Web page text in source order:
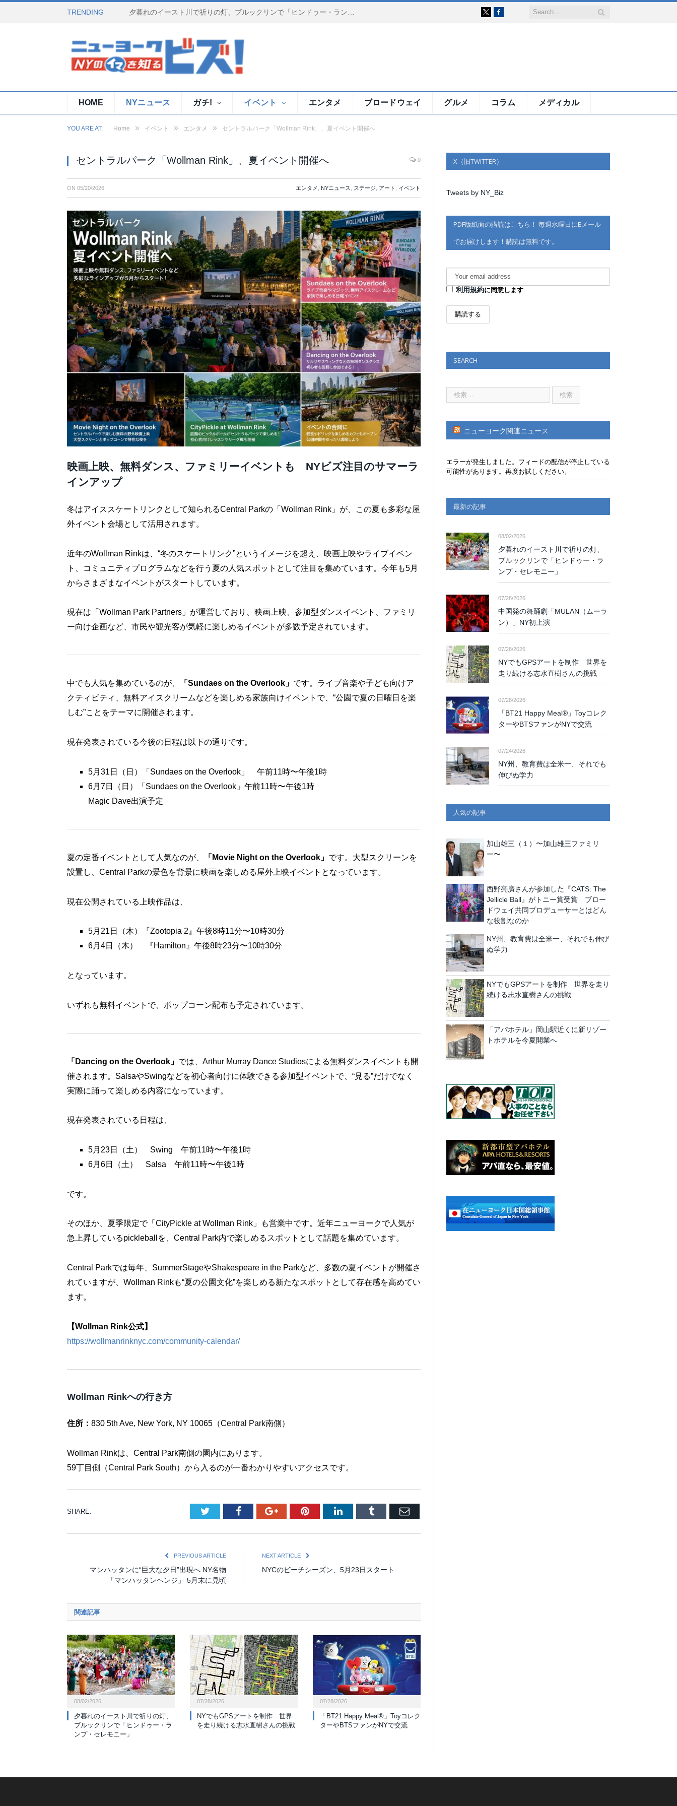
TRENDING 夕暮れのイースト川で祈りの灯、ブルックリンで「ヒンドゥー・ランプ・セレモニー」 Facebook
HOME NYニュース ガチ! イベント エンタメ ブロードウェイ グルメ コラム メディカル
YOU ARE AT: Home » イベント » エンタメ » セントラルパーク「Wollman Rink」、夏イベント開催へ
セントラルパーク「Wollman Rink」、夏イベント開催へ 0
ON 05/20/2026 エンタメ NYニュース ステージ アート イベント
映画上映、無料ダンス、ファミリーイベントも NYビズ注目のサマーラ
インアップ
冬はアイススケートリンクとして知られるCentral Parkの「Wollman Rink」が、この夏も多彩な屋
外イベント会場として活用されます。
近年のWollman Rinkは、“冬のスケートリンク”というイメージを超え、映画上映やライブイベン
ト、コミュニティプログラムなどを行う夏の人気スポットとして注目を集めています。今年も5月
からさまざまなイベントがスタートしています。
現在は「Wollman Park Partners」が運営しており、映画上映、参加型ダンスイベント、ファミリ
ー向け企画など、市民や観光客が気軽に楽しめるイベントが多数予定されています。
中でも人気を集めているのが、 「Sundaes on the Overlook」 です。ライブ音楽や子ども向けア
クティビティ、無料アイスクリームなどを楽しめる家族向けイベントで、“公園で夏の日曜日を楽
しむ”ことをテーマに開催されます。
現在発表されている今後の日程は以下の通りです。
5月31日（日）「Sundaes on the Overlook」 午前11時〜午後1時
6月7日（日）「Sundaes on the Overlook」午前11時〜午後1時
Magic Dave出演予定
夏の定番イベントとして人気なのが、 「Movie Night on the Overlook」 です。大型スクリーンを
設置し、Central Parkの景色を背景に映画を楽しめる屋外上映イベントとなっています。
現在公開されている上映作品は、
5月21日（木）『Zootopia 2』午後8時11分〜10時30分
6月4日（木） 『Hamilton』午後8時23分〜10時30分
となっています。
いずれも無料イベントで、ポップコーン配布も予定されています。
「Dancing on the Overlook」 では、Arthur Murray Dance Studiosによる無料ダンスイベントも開
催されます。SalsaやSwingなどを初心者向けに体験できる参加型イベントで、“見る”だけでなく
実際に踊って楽しめる内容になっています。
現在発表されている日程は、
5月23日（土） Swing 午前11時〜午後1時
6月6日（土） Salsa 午前11時〜午後1時
です。
そのほか、夏季限定で「CityPickle at Wollman Rink」も営業中です。近年ニューヨークで人気が
急上昇しているpickleballを、Central Park内で楽しめるスポットとして話題を集めています。
Central Parkでは毎年、SummerStageやShakespeare in the Parkなど、多数の夏イベントが開催さ
れていますが、Wollman Rinkも“夏の公園文化”を楽しめる新たなスポットとして存在感を高めてい
ます。
【Wollman Rink公式】
https://wollmanrinknyc.com/community-calendar/
Wollman Rinkへの行き方
住所： 830 5th Ave, New York, NY 10065（Central Park南側）
Wollman Rinkは、Central Park南側の園内にあります。
59丁目側（Central Park South）から入るのが一番わかりやすいアクセスです。
SHARE. Twitter FacebookGoogle+PinterestLinkedInTumblr Email
PREVIOUS ARTICLE
マンハッタンに“巨大な夕日”出現へ NY名物
「マンハッタンヘンジ」 5月末に見頃
NEXT ARTICLE
NYCのビーチシーズン、5月23日スタート
関連記事
08/02/2026
夕暮れのイースト川で祈りの灯、
ブルックリンで「ヒンドゥー・ラ
ンプ・セレモニー」
07/28/2026
NYでもGPSアートを制作 世界
を走り続ける志水直樹さんの挑戦
07/28/2026
「BT21 Happy Meal®」Toyコレク
ターやBTSファンがNYで交流
X（旧TWITTER）
Tweets by NY_Biz
PDF版紙面の購読はこちら！ 毎週水曜日にEメール
でお届けします！購読は無料です。
利用規約に同意します
SEARCH
ニューヨーク関連ニュース
エラーが発生しました。フィードの配信が停止している
可能性があります。再度お試しください。
最新の記事
08/02/2026
夕暮れのイースト川で祈りの灯、
ブルックリンで「ヒンドゥー・ラ
ンプ・セレモニー」
07/28/2026
中国発の舞踊劇「MULAN（ムーラ
ン）」NY初上演
07/28/2026
NYでもGPSアートを制作 世界を
走り続ける志水直樹さんの挑戦
07/28/2026
「BT21 Happy Meal®」Toyコレク
ターやBTSファンがNYで交流
07/24/2026
NY州、教育費は全米一、それでも
伸びぬ学力
人気の記事
加山雄三（１）〜加山雄三ファミリ
ー〜
西野亮廣さんが参加した『CATS: The
Jellicle Ball』がトニー賞受賞 ブロー
ドウェイ共同プロデューサーとはどん
な役割なのか
NY州、教育費は全米一、それでも伸び
ぬ学力
NYでもGPSアートを制作 世界を走り
続ける志水直樹さんの挑戦
「アパホテル」岡山駅近くに新リゾー
トホテルを今夏開業へ